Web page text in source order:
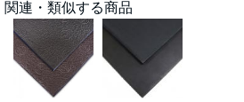
関連・類似する商品